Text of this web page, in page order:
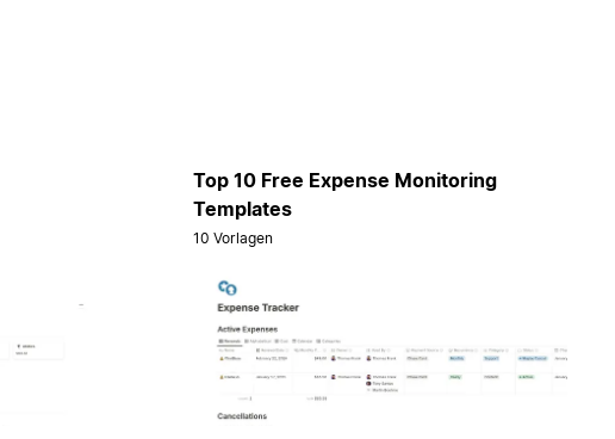
Top 10 Free Expense Monitoring
Templates
10 Vorlagen